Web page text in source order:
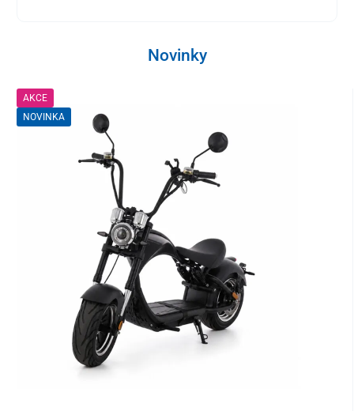
Novinky
AKCE
NOVINKA